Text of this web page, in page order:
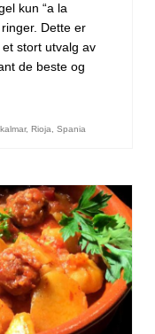
kun “a la
Dette er
stort utvalg av
de beste og
kalmar, Rioja Spania